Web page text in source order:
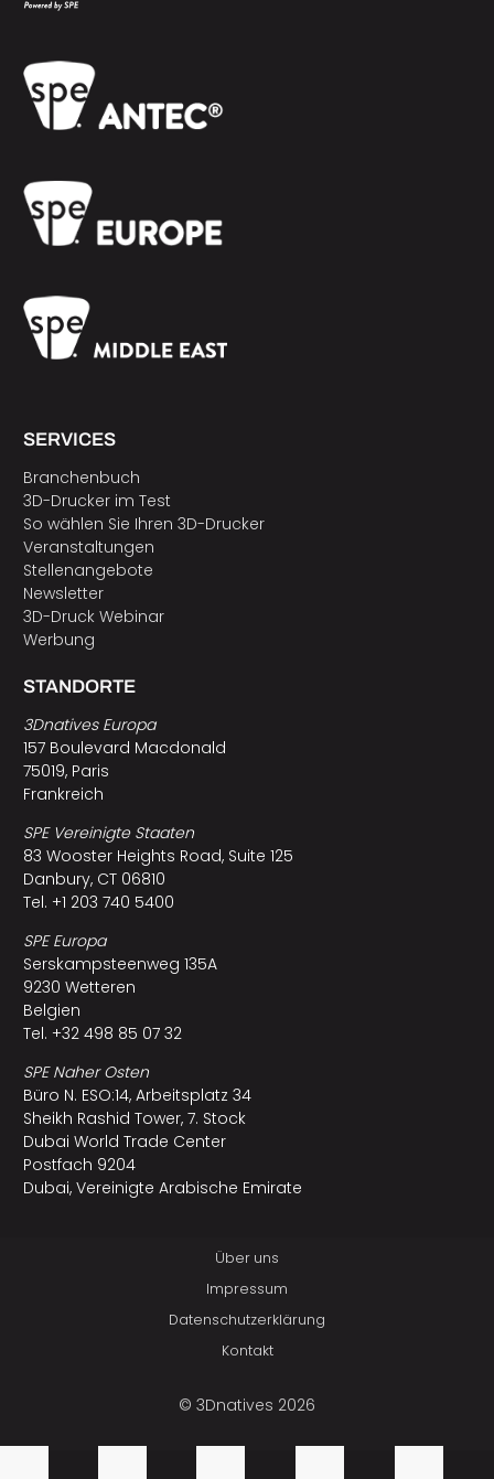
SERVICES
Branchenbuch
3D-Drucker im Test
So wählen Sie Ihren 3D-Drucker
Veranstaltungen
Stellenangebote
Newsletter
3D-Druck Webinar
Werbung
STANDORTE
3Dnatives Europa
157 Boulevard Macdonald
75019, Paris
Frankreich
SPE Vereinigte Staaten
83 Wooster Heights Road, Suite 125
Danbury, CT 06810
Tel. +1 203 740 5400
SPE Europa
Serskampsteenweg 135A
9230 Wetteren
Belgien
Tel. +32 498 85 07 32
SPE Naher Osten
Büro N. ESO:14, Arbeitsplatz 34
Sheikh Rashid Tower, 7. Stock
Dubai World Trade Center
Postfach 9204
Dubai, Vereinigte Arabische Emirate
Über uns
Impressum
Datenschutzerklärung
Kontakt
© 3Dnatives 2026